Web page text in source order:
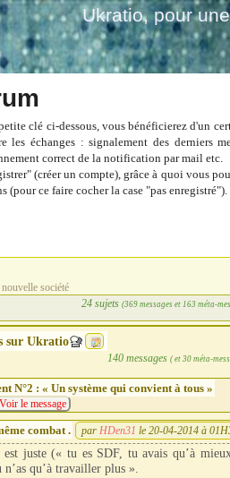
Ukratio, pour
clé ci-dessous, vous bénéficierez d'un
échanges : signalement des derniers
correct de la notification par mail etc.
(créer un compte), grâce à quoi vous
(pour ce faire cocher la case "pas enregistré").
société
24 sujets (369 messages et 163 méta-
sur Ukratio
140 messages ( et 30 méta-
N°2 : « Un système qui convient à tous »
Voir le message
combat . par HDen31 le 20-04-2014 à
juste (« tu es SDF, tu avais qu’à
qu’à travailler plus ».